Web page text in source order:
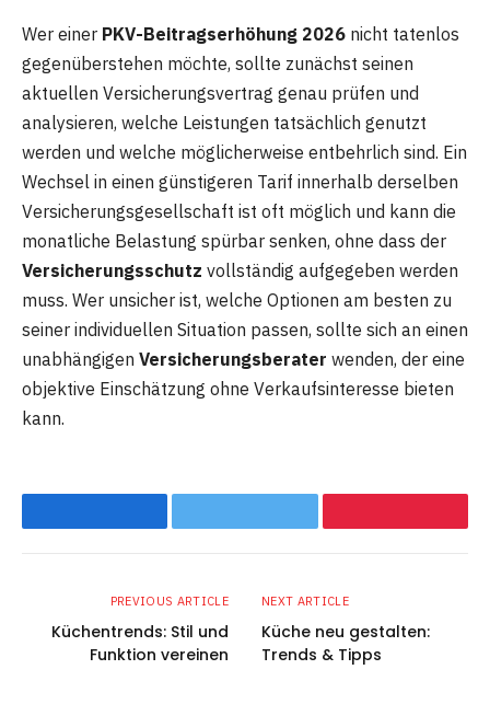
Wer einer PKV-Beitragserhöhung 2026 nicht tatenlos
gegenüberstehen möchte, sollte zunächst seinen
aktuellen Versicherungsvertrag genau prüfen und
analysieren, welche Leistungen tatsächlich genutzt
werden und welche möglicherweise entbehrlich sind. Ein
Wechsel in einen günstigeren Tarif innerhalb derselben
Versicherungsgesellschaft ist oft möglich und kann die
monatliche Belastung spürbar senken, ohne dass der
Versicherungsschutz vollständig aufgegeben werden
muss. Wer unsicher ist, welche Optionen am besten zu
seiner individuellen Situation passen, sollte sich an einen
unabhängigen Versicherungsberater wenden, der eine
objektive Einschätzung ohne Verkaufsinteresse bieten
kann.
Facebook Twitter Pinterest
PREVIOUS ARTICLE
Küchentrends: Stil und
Funktion vereinen
NEXT ARTICLE
Küche neu gestalten:
Trends & Tipps